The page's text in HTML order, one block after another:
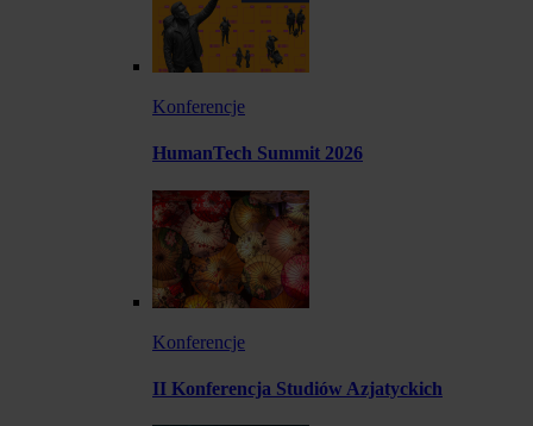
Konferencje
HumanTech Summit 2026
Konferencje
II Konferencja Studiów Azjatyckich